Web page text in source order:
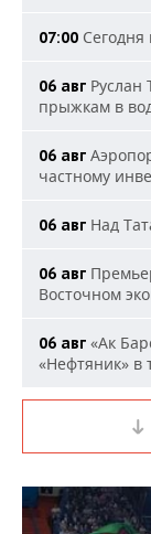
07:00 Сегодня
06 авг Руслан
прыжкам в
06 авг
частному
06 авг Над
06 авг
Восточном
06 авг «Ак
«Нефтяник» в